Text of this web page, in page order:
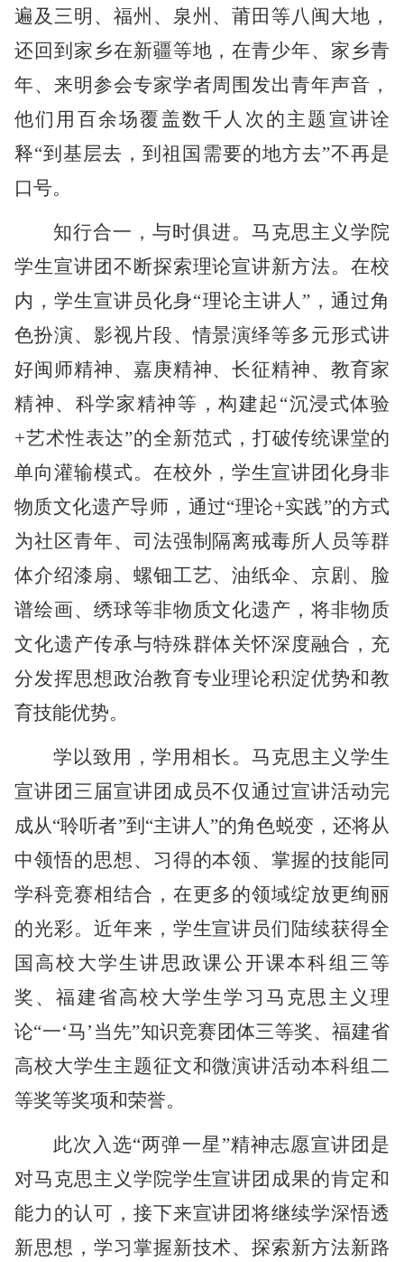
遍及三明、福州、泉州、莆田等八闽大地，
还回到家乡在新疆等地，在青少年、家乡青
年、来明参会专家学者周围发出青年声音，
他们用百余场覆盖数千人次的主题宣讲诠
释“到基层去，到祖国需要的地方去”不再是
口号。
知行合一，与时俱进。马克思主义学院
学生宣讲团不断探索理论宣讲新方法。在校
内，学生宣讲员化身“理论主讲人”，通过角
色扮演、影视片段、情景演绎等多元形式讲
好闽师精神、嘉庚精神、长征精神、教育家
精神、科学家精神等，构建起“沉浸式体验
+艺术性表达”的全新范式，打破传统课堂的
单向灌输模式。在校外，学生宣讲团化身非
物质文化遗产导师 ，通过“理论+实践”的方式
为社区青年、司法强制隔离戒毒所人员等群
体介绍漆扇、螺钿工艺、油纸伞、京剧、脸
谱绘画、绣球等非物质文化遗产，将非物质
文化遗产传承与特殊群体关怀深度融合，充
分发挥思想政治教育专业理论积淀优势和教
育技能优势。
学以致用，学用相长。马克思主义学生
宣讲团三届宣讲团成员不仅通过宣讲活动完
成从“聆听者”到“主讲人”的角色蜕变，还将从
中领悟的思想、习得的本领、掌握的技能同
学科竞赛相结合，在更多的领域绽放更绚丽
的光彩。近年来，学生宣讲员们陆续获得全
国高校大学生讲思政课公开课本科组三等
奖、福建省高校大学生学习马克思主义理
论“一‘马’当先”知识竞赛团体三等奖、福建省
高校大学生主题征文和微演讲活动本科组二
等奖等奖项和荣誉。
此次入选“两弹一星”精神志愿宣讲团是
对马克思主义学院学生宣讲团成果的肯定和
能力的认可，接下来宣讲团将继续学深悟透
新思想，学习掌握新技术、探索新方法新路